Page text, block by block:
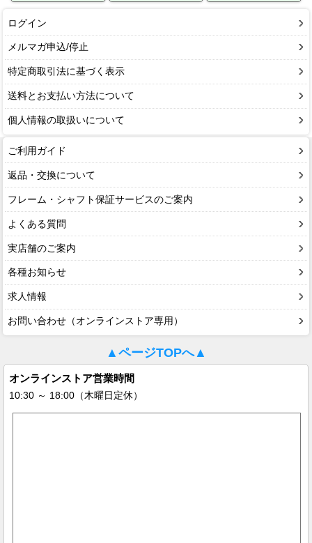
ログイン
メルマガ申込/停止
特定商取引法に基づく表示
送料とお支払い方法について
個人情報の取扱いについて
ご利用ガイド
返品・交換について
フレーム・シャフト保証サービスのご案内
よくある質問
実店舗のご案内
各種お知らせ
求人情報
お問い合わせ（オンラインストア専用）
▲ページTOPへ▲
オンラインストア営業時間
10:30 ～ 18:00（木曜日定休）